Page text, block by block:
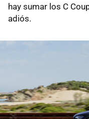
hay sumar los C
adiós.